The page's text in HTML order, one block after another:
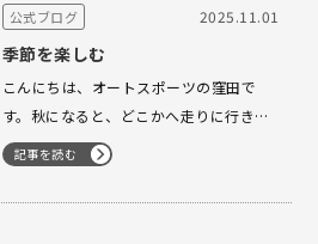
せていただいております。 秋を連想させ
公式ブログ 2025.11.01
季節を楽しむ
こんにちは、オートスポーツの窪田で
す。秋になると、どこかへ走りに行きた
くなりませんか？先日ふと思い立って、
山中湖パノラマ台付近までドライブして
きました。 今回は三国峠から山中湖方面
記事を読む